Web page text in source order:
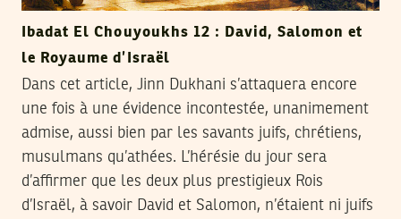
Ibadat El Chouyoukhs 12 : David, Salomon et
le Royaume d’Israël
Dans cet article, Jinn Dukhani s’attaquera encore
une fois à une évidence incontestée, unanimement
admise, aussi bien par les savants juifs, chrétiens,
musulmans qu’athées. L’hérésie du jour sera
d’affirmer que les deux plus prestigieux Rois
d’Israël, à savoir David et Salomon, n’étaient ni juifs